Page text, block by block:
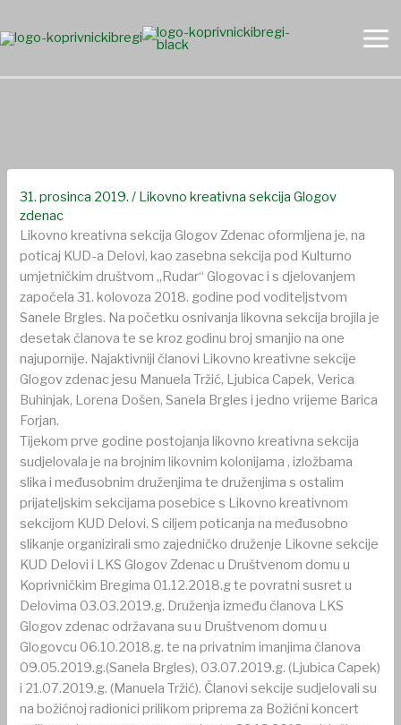
to
content
31. prosinca 2019./ Likovno kreativna sekcija Glogov
zdenac
Likovno kreativna sekcija Glogov Zdenac oformljena je, na
poticaj KUD-a Delovi, kao zasebna sekcija pod Kulturno
umjetničkim društvom „Rudar“ Glogovac i s djelovanjem
započela 31. kolovoza 2018. godine pod voditeljstvom
Sanele Brgles. Na početku osnivanja likovna sekcija brojila je
desetak članova te se kroz godinu broj smanjio na one
najupornije. Najaktivniji članovi Likovno kreativne sekcije
Glogov zdenac jesu Manuela Tržić, Ljubica Capek, Verica
Buhinjak, Lorena Došen, Sanela Brgles i jedno vrijeme Barica
Forjan.
Tijekom prve godine postojanja likovno kreativna sekcija
sudjelovala je na brojnim likovnim kolonijama , izložbama
slika i međusobnim druženjima te druženjima s ostalim
prijateljskim sekcijama posebice s Likovno kreativnom
sekcijom KUD Delovi. S ciljem poticanja na međusobno
slikanje organizirali smo zajedničko druženje Likovne sekcije
KUD Delovi i LKS Glogov Zdenac u Društvenom domu u
Koprivničkim Bregima 01.12.2018.g te povratni susret u
Delovima 03.03.2019.g. Druženja između članova LKS
Glogov zdenac održavana su u Društvenom domu u
Glogovcu 06.10.2018.g. te na privatnim imanjima članova
09.05.2019.g.(Sanela Brgles), 03.07.2019.g. (Ljubica Capek)
i 21.07.2019.g. (Manuela Tržić). Članovi sekcije sudjelovali su
na božićnoj radionici prilikom priprema za Božićni koncert